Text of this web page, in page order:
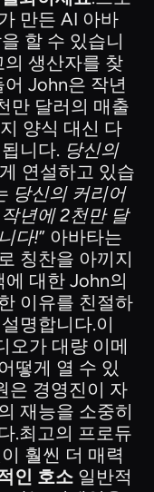
만든 AI 아바
할 수 있습니
의 생산자를 찾
John은 작년
만 달러의 매출
양식 대신 다
니다. 당신의
연설하고 있습
당신의 커리어
년에 2천만 달
다!” 아바타는
칭찬을 아끼지
대한 John의
이유를 친절하
명합니다.이
오가 대량 이메
떻게 열 수 있
은 경영진이 자
재능을 소중히
.최고의 프로듀
훨씬 더 매력
인 호소 일반적